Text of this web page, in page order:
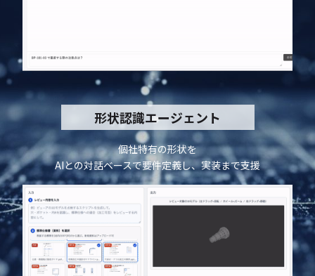
形状認識エージェント
個社特有の形状を
AIとの対話ベースで要件定義し、実装まで支援